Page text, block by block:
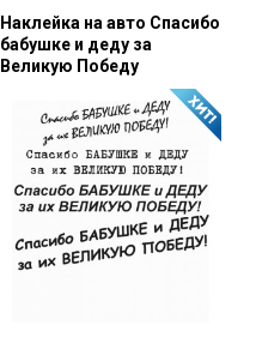
Наклейка на авто Спасибо
бабушке и деду за
Великую Победу